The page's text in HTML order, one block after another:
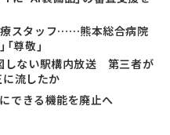
療スタッフ……熊本総合病院
尊敬」
しない駅構内放送 第三者が
流したか
できる機能を廃止へ